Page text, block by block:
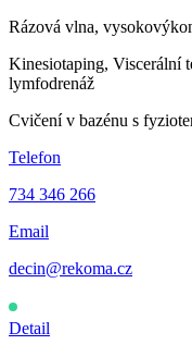
Rázová vlna,
Kinesiotaping, Viscerální
lymfodrenáž
Cvičení v bazénu s
Telefon
734 346 266
Email
decin@rekoma.cz
Detail